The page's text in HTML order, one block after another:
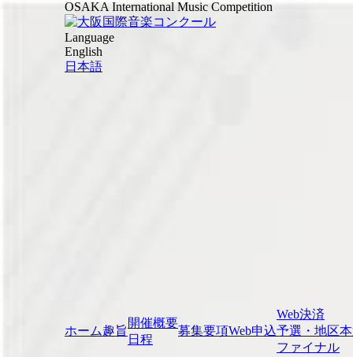
OSAKA International Music Competition
Language
English
日本語
ホーム趣旨
開催概要
日程
募集要項Web申込
Web決済
予選・地区
ファイナル